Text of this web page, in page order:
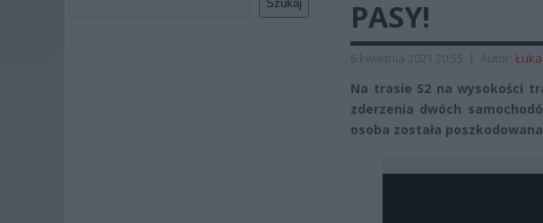
Szukaj
PASY!
6 kwietnia 2021 20:55 | Autor:
Na trasie S2 na wysokości
zderzenia dwóch
osoba została